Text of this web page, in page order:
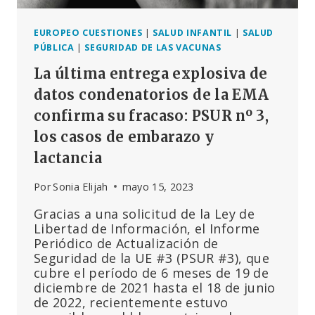
EUROPEO CUESTIONES | SALUD INFANTIL | SALUD
PÚBLICA | SEGURIDAD DE LAS VACUNAS
La última entrega explosiva de
datos condenatorios de la EMA
confirma su fracaso: PSUR nº 3,
los casos de embarazo y
lactancia
PorSonia Elijah mayo 15, 2023
Gracias a una solicitud de la Ley de
Libertad de Información, el Informe
Periódico de Actualización de
Seguridad de la UE #3 (PSUR #3), que
cubre el período de 6 meses de 19 de
diciembre de 2021 hasta el 18 de junio
de 2022, recientemente estuvo